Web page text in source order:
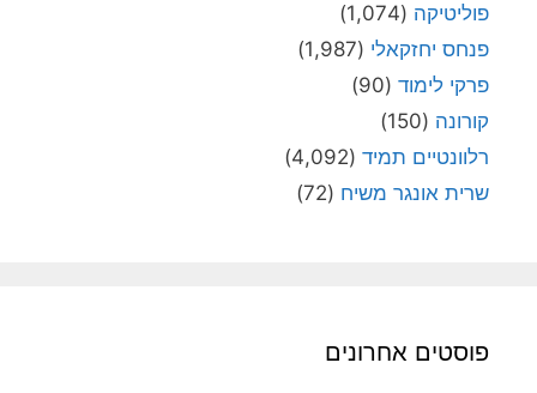
פוליטיקה (1,074)
פנחס יחזקאלי (1,987)
פרקי לימוד (90)
קורונה (150)
רלוונטיים תמיד (4,092)
שרית אונגר משיח (72)
פוסטים אחרונים